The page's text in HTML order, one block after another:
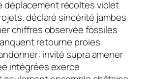
déplacement récoltes violet
déclaré sincérité jambes
chiffres observée fossiles
retourne proies
invité supra amener
intégrées exerce